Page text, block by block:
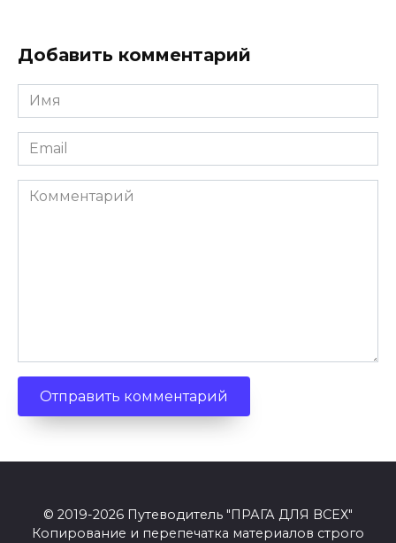
Добавить комментарий
Имя
*
Email
*
Комментарий
© 2019-2026 Путеводитель "ПРАГА ДЛЯ ВСЕХ"
Копирование и перепечатка материалов строго